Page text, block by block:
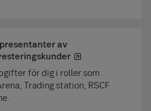
av
för dig i roller som
Trading station, RSCF